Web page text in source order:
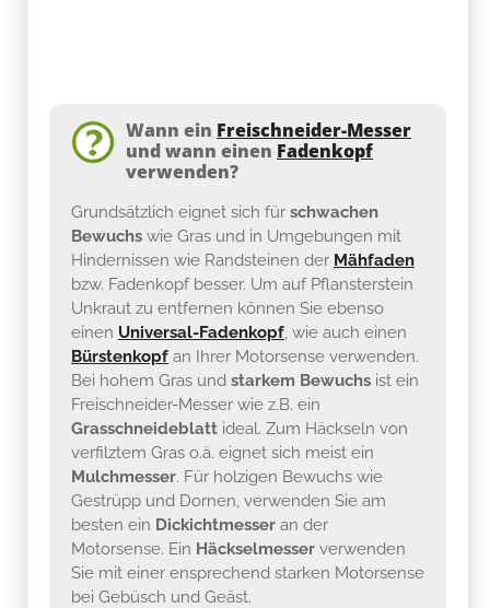
Wann ein Freischneider-Messer
und wann einen Fadenkopf
verwenden?
Grundsätzlich eignet sich für schwachen
Bewuchs wie Gras und in Umgebungen mit
Hindernissen wie Randsteinen der Mähfaden
bzw. Fadenkopf besser. Um auf Pflansterstein
Unkraut zu entfernen können Sie ebenso
einen Universal-Fadenkopf, wie auch einen
Bürstenkopf an Ihrer Motorsense verwenden.
Bei hohem Gras und starkem Bewuchs ist ein
Freischneider-Messer wie z.B. ein
Grasschneideblatt ideal. Zum Häckseln von
verfilztem Gras o.ä. eignet sich meist ein
Mulchmesser. Für holzigen Bewuchs wie
Gestrüpp und Dornen, verwenden Sie am
besten ein Dickichtmesser an der
Motorsense. Ein Häckselmesser verwenden
Sie mit einer ensprechend starken Motorsense
bei Gebüsch und Geäst.